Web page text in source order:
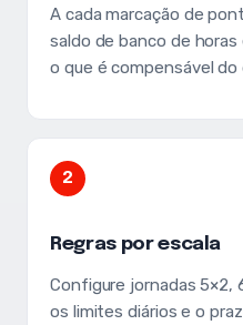
A cada marcação de
saldo de banco de
o que é compensável do
2
Regras por escala
Configure jornadas 5×2,
os limites diários e o